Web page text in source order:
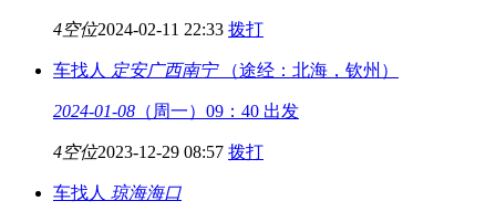
4空位2024-02-11 22:33 拨打
车找人 定安广西南宁 （途经：北海，钦州）
2024-01-08 （周一）09：40 出发
4空位2023-12-29 08:57 拨打
车找人 琼海海口